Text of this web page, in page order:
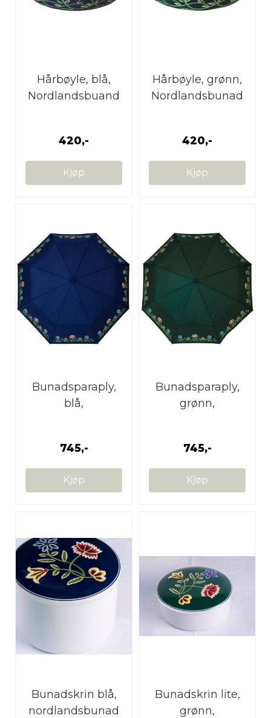
Hårbøyle, blå,
Nordlandsbuand
420,-
Kjøp
Hårbøyle, grønn,
Nordlandsbunad
420,-
Kjøp
Bunadsparaply,
blå,
745,-
Kjøp
Bunadsparaply,
grønn,
745,-
Kjøp
Bunadskrin blå,
nordlandsbunad
Bunadskrin lite,
grønn,